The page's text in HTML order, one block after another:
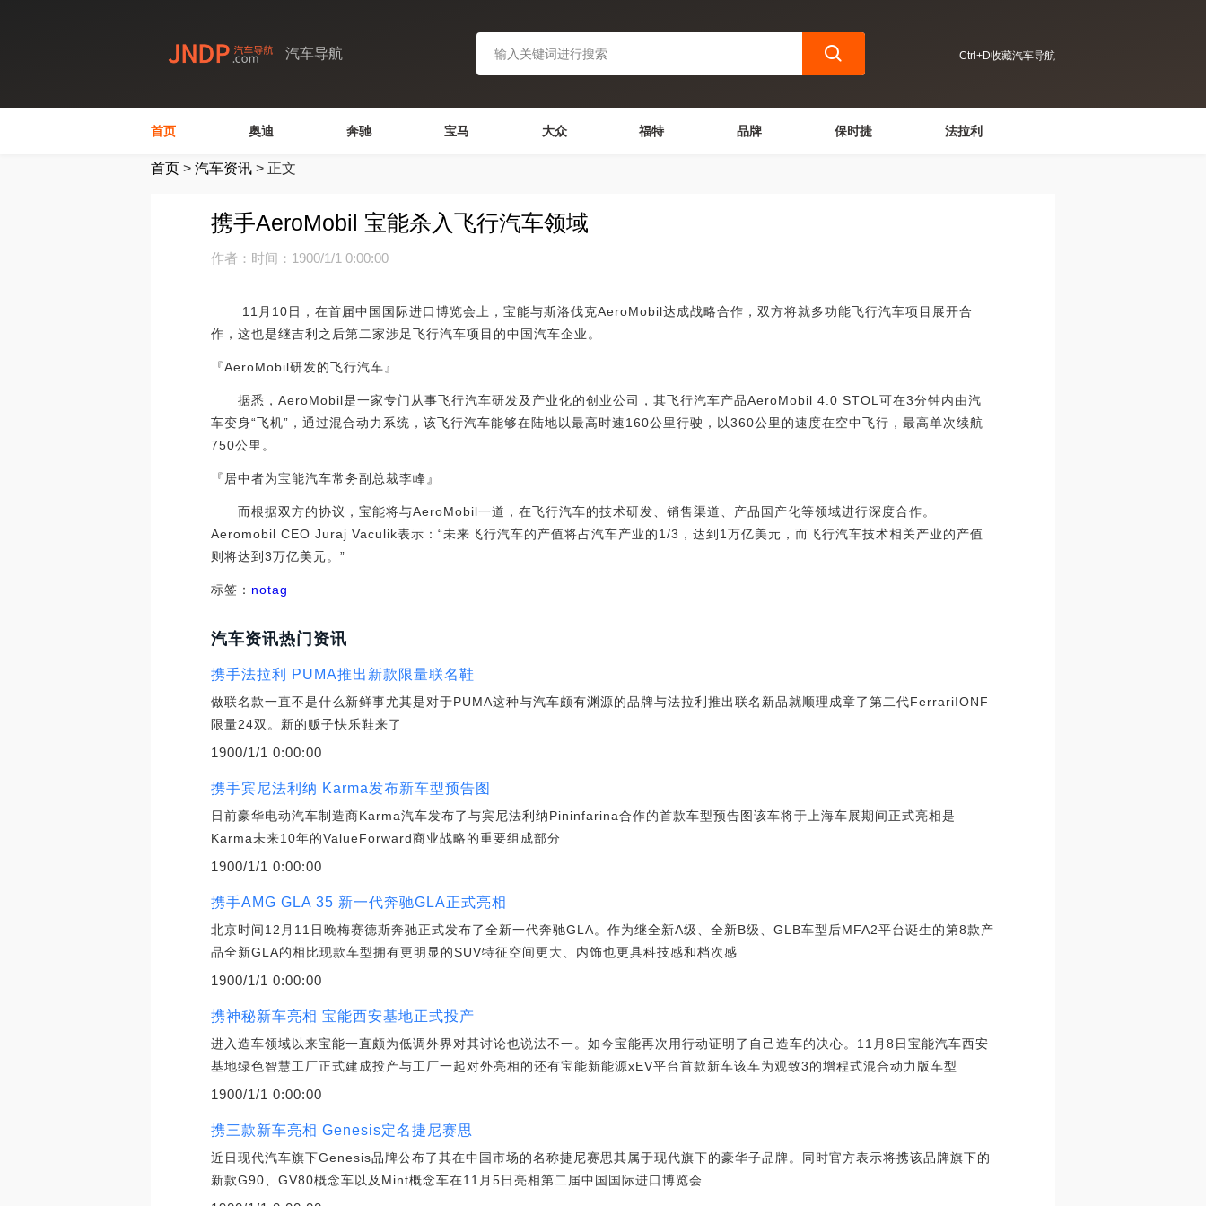
汽车导航 Ctrl+D收藏汽车导航
首页 奥迪 奔驰 宝马 大众 福特 品牌 保时捷 法拉利
首页 > 汽车资讯 > 正文
携手AeroMobil 宝能杀入飞行汽车领域
作者： 时间：1900/1/1 0:00:00
11月10日，在首届中国国际进口博览会上，宝能与斯洛伐克AeroMobil达成战略合作，双方将就多功能飞行汽车项目展开合
作，这也是继吉利之后第二家涉足飞行汽车项目的中国汽车企业。
『AeroMobil研发的飞行汽车』
据悉，AeroMobil是一家专门从事飞行汽车研发及产业化的创业公司，其飞行汽车产品AeroMobil 4.0 STOL可在3分钟内由汽
车变身“飞机”，通过混合动力系统，该飞行汽车能够在陆地以最高时速160公里行驶，以360公里的速度在空中飞行，最高单次续航
750公里。
『居中者为宝能汽车常务副总裁李峰』
而根据双方的协议，宝能将与AeroMobil一道，在飞行汽车的技术研发、销售渠道、产品国产化等领域进行深度合作。
Aeromobil CEO Juraj Vaculik表示：“未来飞行汽车的产值将占汽车产业的1/3，达到1万亿美元，而飞行汽车技术相关产业的产值
则将达到3万亿美元。”
标签： notag
汽车资讯热门资讯
携手法拉利 PUMA推出新款限量联名鞋
做联名款一直不是什么新鲜事尤其是对于PUMA这种与汽车颇有渊源的品牌与法拉利推出联名新品就顺理成章了第二代FerrariIONF
限量24双。新的贩子快乐鞋来了
1900/1/1 0:00:00
携手宾尼法利纳 Karma发布新车型预告图
日前豪华电动汽车制造商Karma汽车发布了与宾尼法利纳Pininfarina合作的首款车型预告图该车将于上海车展期间正式亮相是
Karma未来10年的ValueForward商业战略的重要组成部分
1900/1/1 0:00:00
携手AMG GLA 35 新一代奔驰GLA正式亮相
北京时间12月11日晚梅赛德斯奔驰正式发布了全新一代奔驰GLA。作为继全新A级、全新B级、GLB车型后MFA2平台诞生的第8款产
品全新GLA的相比现款车型拥有更明显的SUV特征空间更大、内饰也更具科技感和档次感
1900/1/1 0:00:00
携神秘新车亮相 宝能西安基地正式投产
进入造车领域以来宝能一直颇为低调外界对其讨论也说法不一。如今宝能再次用行动证明了自己造车的决心。11月8日宝能汽车西安
基地绿色智慧工厂正式建成投产与工厂一起对外亮相的还有宝能新能源xEV平台首款新车该车为观致3的增程式混合动力版车型
1900/1/1 0:00:00
携三款新车亮相 Genesis定名捷尼赛思
近日现代汽车旗下Genesis品牌公布了其在中国市场的名称捷尼赛思其属于现代旗下的豪华子品牌。同时官方表示将携该品牌旗下的
新款G90、GV80概念车以及Mint概念车在11月5日亮相第二届中国国际进口博览会